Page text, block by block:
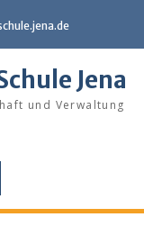
Jena
und Verwaltung